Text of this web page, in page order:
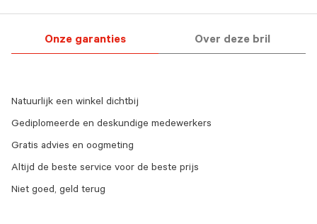
Onze garanties Over deze bril
Natuurlijk een winkel dichtbij
Gediplomeerde en deskundige medewerkers
Gratis advies en oogmeting
Altijd de beste service voor de beste prijs
Niet goed, geld terug